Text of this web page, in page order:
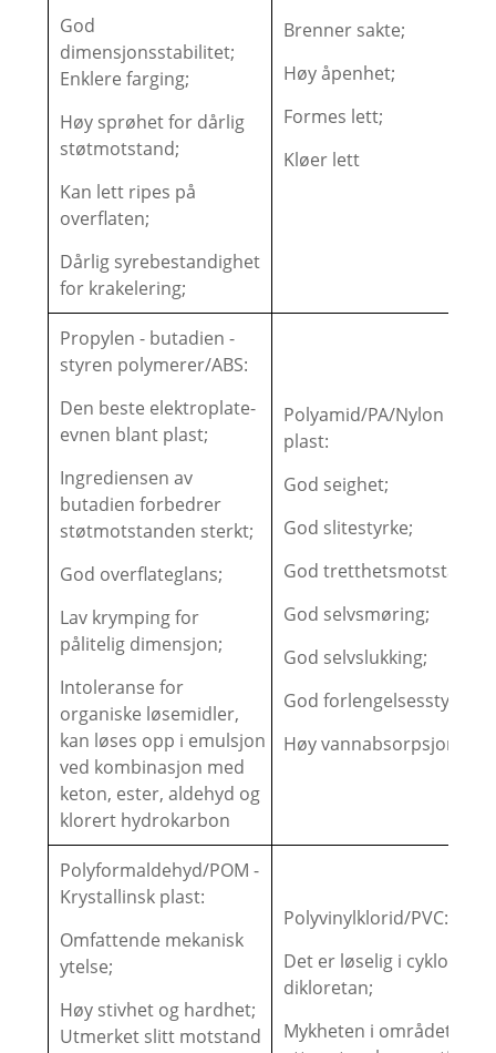
God
dimensjonsstabilitet;
Enklere farging;
Høy sprøhet for dårlig
støtmotstand;
Kan lett ripes på
overflaten;
Dårlig syrebestandighet
for krakelering;
Brenner sakte;
Høy åpenhet;
Formes lett;
Kløer lett
Propylen - butadien -
styren polymerer/ABS:
Den beste elektroplate-
evnen blant plast;
Ingrediensen av
butadien forbedrer
støtmotstanden sterkt;
God overflateglans;
Lav krymping for
pålitelig dimensjon;
Intoleranse for
organiske løsemidler,
kan løses opp i emulsjon
ved kombinasjon med
keton, ester, aldehyd og
klorert hydrokarbon
Polyamid/PA/Nylon -
plast:
God seighet;
God slitestyrke;
God tretthetsmotstand;
God selvsmøring;
God selvslukking;
God forlengelsesstyrke;
Høy vannabsorpsjon
Polyformaldehyd/POM -
Krystallinsk plast:
Omfattende mekanisk
ytelse;
Høy stivhet og hardhet;
Utmerket slitt motstand
Polyvinylklorid/PVC:
Det er løselig i
dikloretan;
Mykheten i området kan